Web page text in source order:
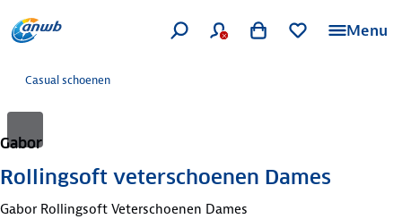
Menu
Casual schoenen
Gabor
Rollingsoft veterschoenen Dames
Gabor Rollingsoft Veterschoenen Dames